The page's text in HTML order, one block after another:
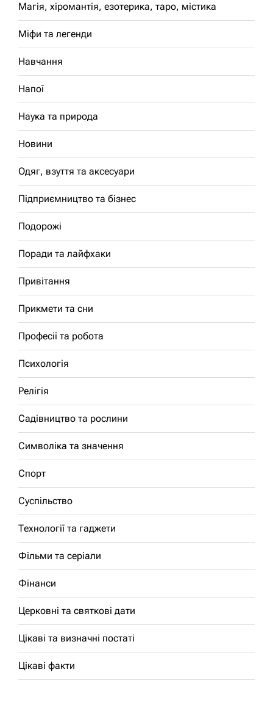
Магія, хіромантія, езотерика, таро, містика
Міфи та легенди
Навчання
Напої
Наука та природа
Новини
Одяг, взуття та аксесуари
Підприємництво та бізнес
Подорожі
Поради та лайфхаки
Привітання
Прикмети та сни
Професії та робота
Психологія
Релігія
Садівництво та рослини
Символіка та значення
Спорт
Суспільство
Технології та гаджети
Фільми та серіали
Фінанси
Церковні та святкові дати
Цікаві та визначні постаті
Цікаві факти